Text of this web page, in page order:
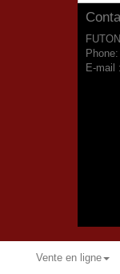
Phone:
E-mail :
Vente en ligne